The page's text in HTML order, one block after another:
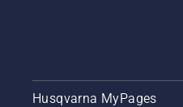
Husqvarna MyPages